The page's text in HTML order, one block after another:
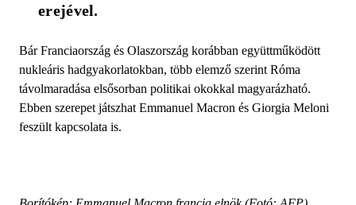
erejével.
Bár Franciaország és Olaszország korábban együttműködött
nukleáris hadgyakorlatokban, több elemző szerint Róma
távolmaradása elsősorban politikai okokkal magyarázható.
Ebben szerepet játszhat Emmanuel Macron és Giorgia Meloni
feszült kapcsolata is.